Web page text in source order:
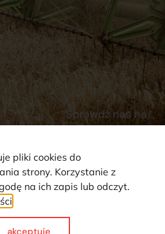
Dostawy
Płatności
Sprawdź nas na
Wszystkie prawa zastrzeżone ©
pliki cookies do
strony. Korzystanie z
na ich zapis lub odczyt.
akceptuje